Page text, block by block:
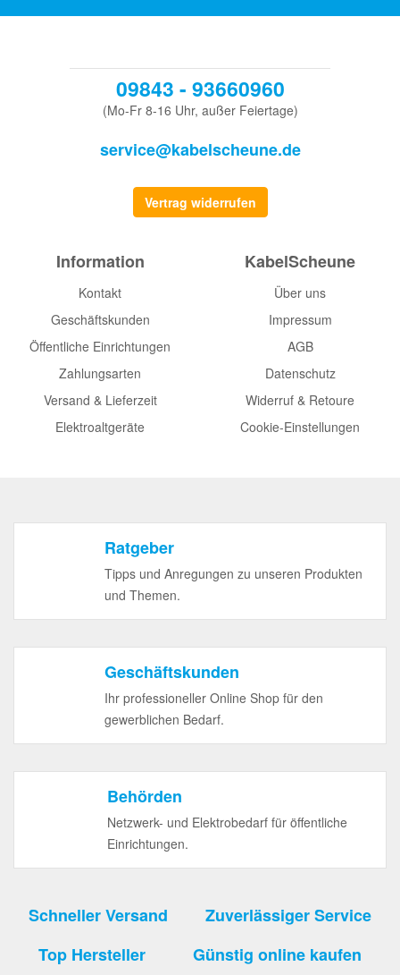
09843 - 93660960
(Mo-Fr 8-16 Uhr, außer Feiertage)
service@kabelscheune.de
Vertrag widerrufen
Information
Kontakt
Geschäftskunden
Öffentliche Einrichtungen
Zahlungsarten
Versand & Lieferzeit
Elektroaltgeräte
KabelScheune
Über uns
Impressum
AGB
Datenschutz
Widerruf & Retoure
Cookie-Einstellungen
Ratgeber
Tipps und Anregungen zu unseren Produkten
und Themen.
Geschäftskunden
Ihr professioneller Online Shop für den
gewerblichen Bedarf.
Behörden
Netzwerk- und Elektrobedarf für öffentliche
Einrichtungen.
Schneller Versand
Zuverlässiger Service
Top Hersteller
Günstig online kaufen